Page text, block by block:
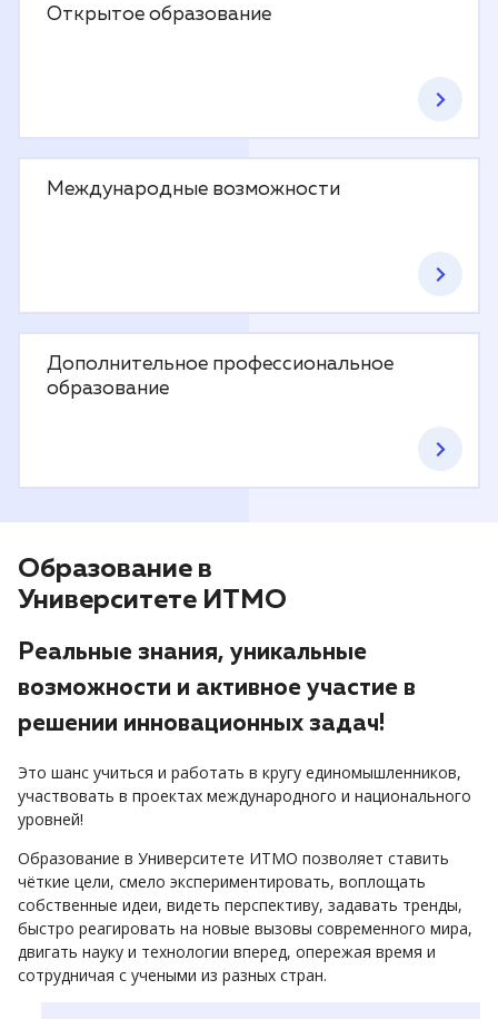
Открытое образование
Международные возможности
Дополнительное профессиональное
образование
Образование в
Университете ИТМО
Реальные знания, уникальные
возможности и активное участие в
решении инновационных задач!
Это шанс учиться и работать в кругу единомышленников,
участвовать в проектах международного и национального
уровней!
Образование в Университете ИТМО позволяет ставить
чёткие цели, смело экспериментировать, воплощать
собственные идеи, видеть перспективу, задавать тренды,
быстро реагировать на новые вызовы современного мира,
двигать науку и технологии вперед, опережая время и
сотрудничая с учеными из разных стран.